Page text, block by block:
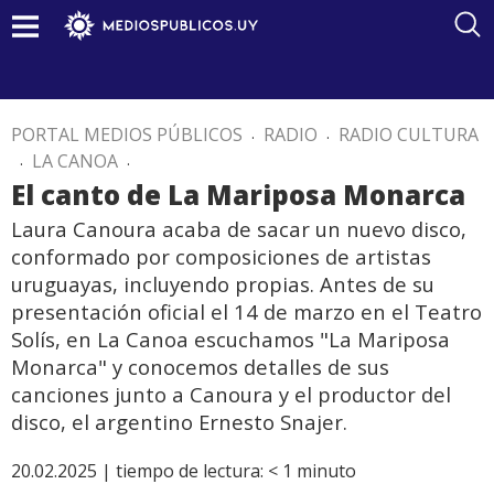
PORTAL MEDIOS PÚBLICOS . RADIO . RADIO CULTURA
. LA CANOA .
El canto de La Mariposa Monarca
Laura Canoura acaba de sacar un nuevo disco,
conformado por composiciones de artistas
uruguayas, incluyendo propias. Antes de su
presentación oficial el 14 de marzo en el Teatro
Solís, en La Canoa escuchamos "La Mariposa
Monarca" y conocemos detalles de sus
canciones junto a Canoura y el productor del
disco, el argentino Ernesto Snajer.
20.02.2025 | tiempo de lectura: < 1 minuto